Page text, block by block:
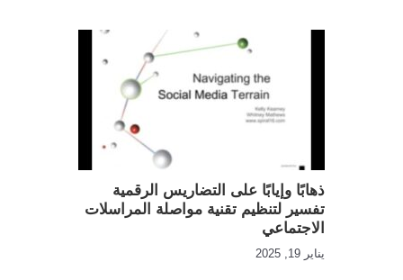
ذهابًا وإيابًا على التضاريس الرقمية
تفسير لتنظيم تقنية مواصلة المراسلات
الاجتماعي
يناير 19, 2025